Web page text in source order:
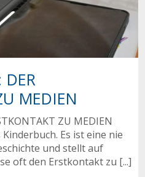
DER
MEDIEN
ZU MEDIEN
Es ist eine nie
und stellt auf
oft den Erstkontakt zu [...]